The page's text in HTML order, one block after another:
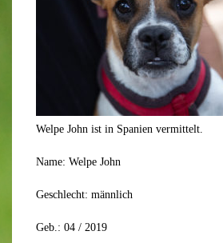
Welpe John ist in Spanien vermittelt.
Name: Welpe John
Geschlecht: männlich
Geb.: 04 / 2019